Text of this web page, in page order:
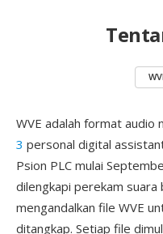
WVE adalah format audio
3 personal digital
Psion PLC mulai
dilengkapi perekam suara
mengandalkan file WVE
ditangkap. Setiap file